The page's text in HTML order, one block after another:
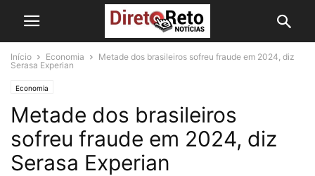
Início Economia
Metade dos brasileiros sofreu fraude em 2024, diz
Serasa Experian
Economia
Metade dos brasileiros
sofreu fraude em 2024, diz
Serasa Experian